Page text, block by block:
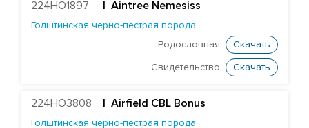
Curtismill Wintery
Errolstone Zeus
224HO1897 Aintree Nemesiss
Голштинская черно-пестрая порода
Родословная
Скачать
Свидетельство Скачать
224HO3808 | Airfield CBL Bonus
Голштинская черно-пестрая порода